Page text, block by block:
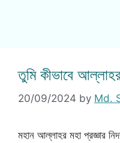
তুমি কীভাবে
20/09/2024 by Md.
মহান আল্লাহর মহা প্রজ্ঞার